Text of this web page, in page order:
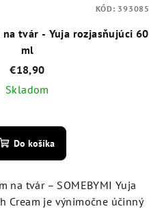
na tvár - Yuja rozjasňujúci 60
ml
€18,90
Skladom
hodnotenie
produktu
je
4,6
Do košíka
na tvár – SOMEBYMI Yuja
Cream je výnimočne účinný
KÓD: 393085